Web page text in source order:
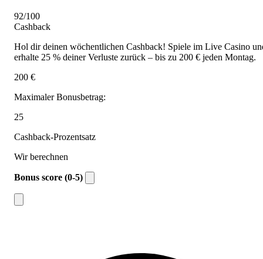
92/100
Cashback
Hol dir deinen wöchentlichen Cashback! Spiele im Live Casino
erhalte 25 % deiner Verluste zurück – bis zu 200 € jeden Montag.
200 €
Maximaler Bonusbetrag:
25
Cashback-Prozentsatz
Wir berechnen
Bonus score (0-5)